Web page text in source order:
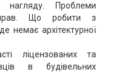
нагляду. Проблеми
прав. Що робити з
немає архітектурної
ліцензованих та
в будівельних